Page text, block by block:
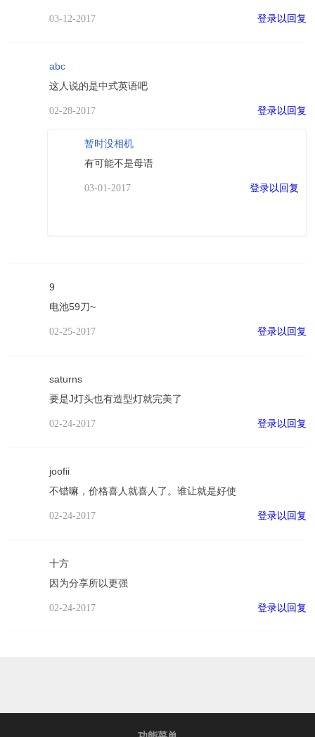
03-12-2017 登录以回复
abc
这人说的是中式英语吧
02-28-2017 登录以回复
暂时没相机
有可能不是母语
03-01-2017 登录以回复
9
电池59刀~
02-25-2017 登录以回复
saturns
要是J灯头也有造型灯就完美了
02-24-2017 登录以回复
joofii
不错嘛，价格喜人就喜人了。谁让就是好使
02-24-2017 登录以回复
十方
因为分享所以更强
02-24-2017 登录以回复